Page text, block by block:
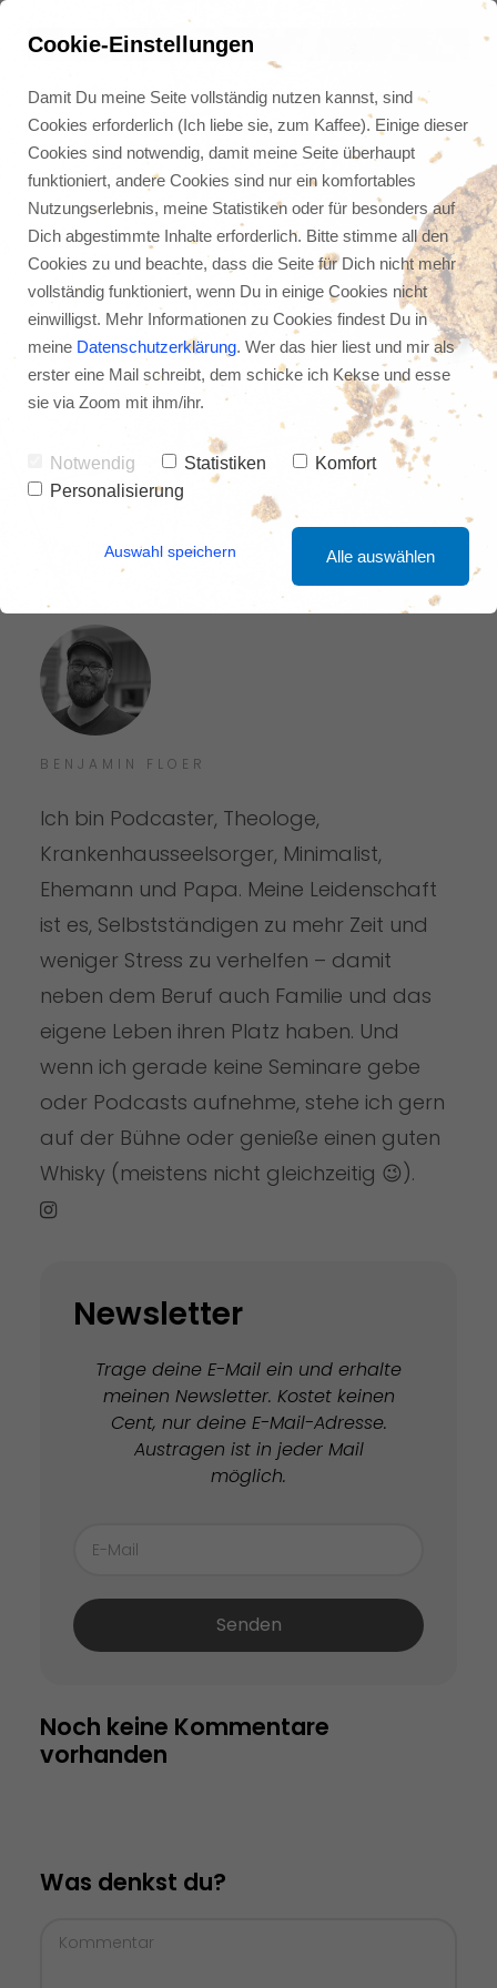
Essentieller Umgang mit
Finanzen
BENJAMIN FLOER
Ich bin Podcaster, Theologe,
Krankenhausseelsorger, Minimalist,
Ehemann und Papa. Meine Leidenschaft
ist es, Selbstständigen zu mehr Zeit und
weniger Stress zu verhelfen – damit
neben dem Beruf auch Familie und das
eigene Leben ihren Platz haben. Und
wenn ich gerade keine Seminare gebe
oder Podcasts aufnehme, stehe ich gern
auf der Bühne oder genieße einen guten
Whisky (meistens nicht gleichzeitig 😉).
Newsletter
Trage deine E-Mail ein und erhalte
meinen Newsletter. Kostet keinen
Cent, nur deine E-Mail-Adresse.
Austragen ist in jeder Mail
möglich.
Senden
Noch keine Kommentare
vorhanden
Was denkst du?
Cookie-Einstellungen
Damit Du meine Seite vollständig nutzen kannst, sind
Cookies erforderlich (Ich liebe sie, zum Kaffee). Einige dieser
Cookies sind notwendig, damit meine Seite überhaupt
funktioniert, andere Cookies sind nur ein komfortables
Nutzungserlebnis, meine Statistiken oder für besonders auf
Dich abgestimmte Inhalte erforderlich. Bitte stimme all den
Cookies zu und beachte, dass die Seite für Dich nicht mehr
vollständig funktioniert, wenn Du in einige Cookies nicht
einwilligst. Mehr Informationen zu Cookies findest Du in
meine Datenschutzerklärung. Wer das hier liest und mir als
erster eine Mail schreibt, dem schicke ich Kekse und esse
sie via Zoom mit ihm/ihr.
Notwendig Statistiken
Komfort
Personalisierung
Auswahl speichern Alle auswählen